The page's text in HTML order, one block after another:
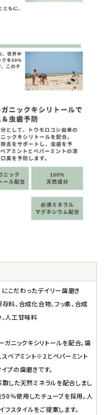
こだわったデイリー歯磨き
料、合成化合物、フッ素、合成
人工甘味料
ニックキシリトールを配合。歯
ペアミント※2とペパーミント
プの歯磨きです。
した天然ミネラルを配合しまし
50％使用したチューブを採用。人
フスタイルをご提案します。